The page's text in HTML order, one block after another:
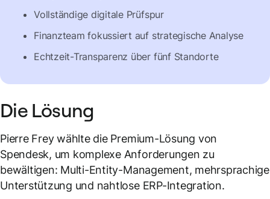
Vollständige digitale Prüfspur
Finanzteam fokussiert auf strategische Analyse
Echtzeit-Transparenz über fünf Standorte
Die Lösung
Pierre Frey wählte die Premium-Lösung von
Spendesk, um komplexe Anforderungen zu
bewältigen: Multi-Entity-Management, mehrsprachige
Unterstützung und nahtlose ERP-Integration.